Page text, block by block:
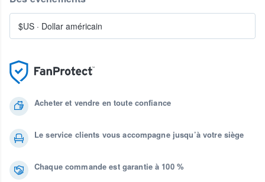
Acheter et vendre en toute confiance
Le service clients vous accompagne jusqu’à votre siège
Chaque commande est garantie à 100 %
$US · Dollar américain